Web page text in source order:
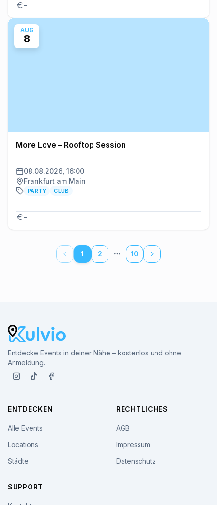
–
AUG
8
More Love – Rooftop Session
08.08.2026, 16:00
Frankfurt am Main
PARTY CLUB
–
1 2 10
Entdecke Events in deiner Nähe – kostenlos und ohne
Anmeldung.
ENTDECKEN
Alle Events
Locations
Städte
RECHTLICHES
AGB
Impressum
Datenschutz
SUPPORT